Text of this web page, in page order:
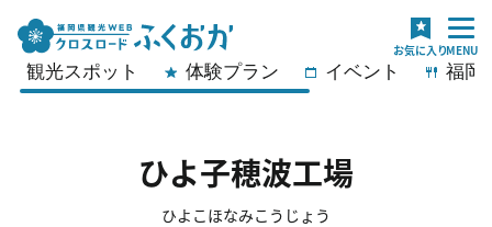
観光スポット 体験プラン イベント 福岡
ひよ子穂波工場
ひよこほなみこうじょう